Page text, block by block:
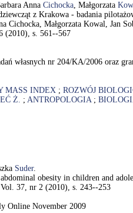
Anna Cichocka, Małgorzata
z Krakowa - badania
Cichocka, Małgorzata Kowal, Jan
(2010), s. 561--567
własnych nr 204/KA/2006 oraz
MASS INDEX ; ROZWÓJ
Ż. ; ANTROPOLOGIA;
Suder.
obesity in children and
37, nr 2 (2010), s. 243--253
Online November 2009